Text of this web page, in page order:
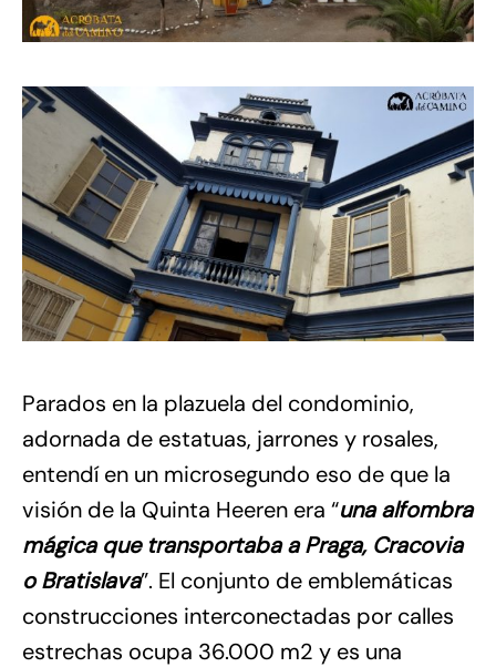
Parados en la plazuela del condominio,
adornada de estatuas, jarrones y rosales,
entendí en un microsegundo eso de que la
visión de la Quinta Heeren era “una alfombra
mágica que transportaba a Praga, Cracovia
o Bratislava”. El conjunto de emblemáticas
construcciones interconectadas por calles
estrechas ocupa 36.000 m2 y es una